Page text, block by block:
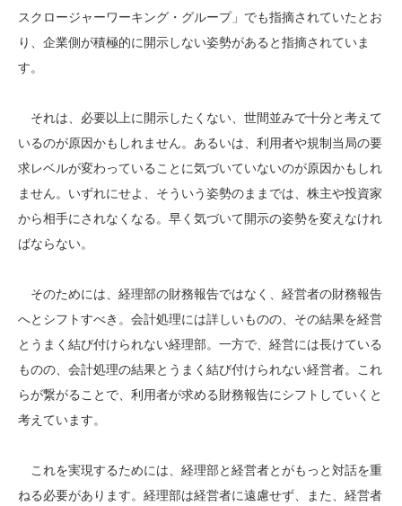
スクロージャーワーキング・グループ」でも指摘されていたとお
り、企業側が積極的に開示しない姿勢があると指摘されていま
す。
それは、必要以上に開示したくない、世間並みで十分と考えて
いるのが原因かもしれません。あるいは、利用者や規制当局の要
求レベルが変わっていることに気づいていないのが原因かもしれ
ません。いずれにせよ、そういう姿勢のままでは、株主や投資家
から相手にされなくなる。早く気づいて開示の姿勢を変えなけれ
ばならない。
そのためには、経理部の財務報告ではなく、経営者の財務報告
へとシフトすべき。会計処理には詳しいものの、その結果を経営
とうまく結び付けられない経理部。一方で、経営には長けている
ものの、会計処理の結果とうまく結び付けられない経営者。これ
らが繋がることで、利用者が求める財務報告にシフトしていくと
考えています。
これを実現するためには、経理部と経営者とがもっと対話を重
ねる必要があります。経理部は経営者に遠慮せず、また、経営者